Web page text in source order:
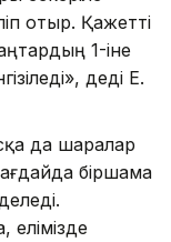
отыр. Қажетті
1-іне
деді Е.
да шаралар
біршама